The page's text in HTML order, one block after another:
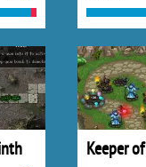
Keeper